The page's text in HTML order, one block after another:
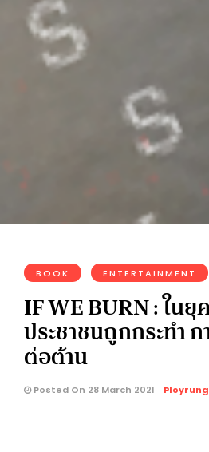
BOOK ENTERTAINMENT
IF WE BURN : ใน
ประชาชนถูกกระทำ
ต่อต้าน
Posted On 28 March 2021